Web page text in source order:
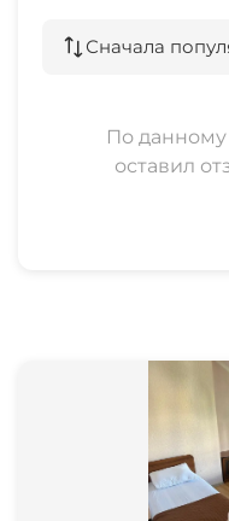
Сначала
По
оставил